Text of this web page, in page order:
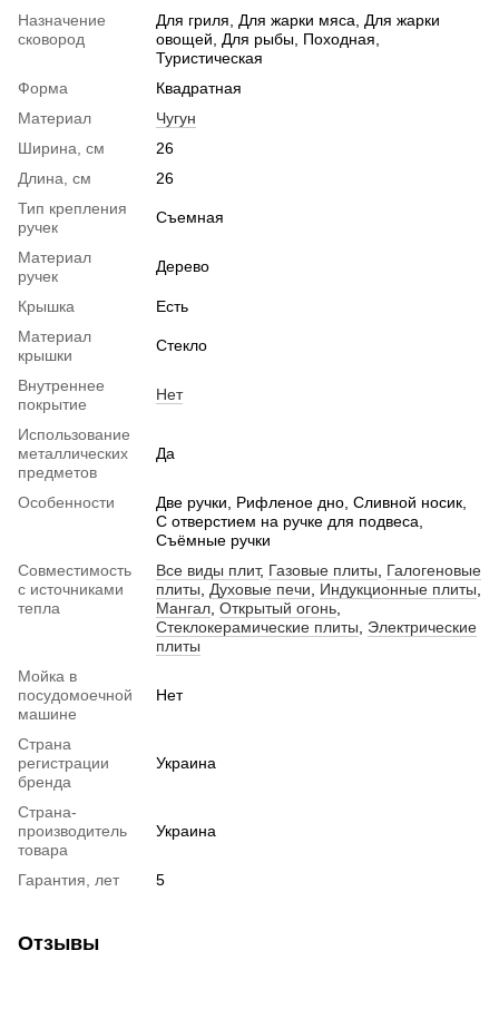
Назначение
сковород
Для гриля, Для жарки мяса, Для жарки
овощей, Для рыбы, Походная,
Туристическая
Форма
Квадратная
Материал
Чугун
Ширина, см
26
Длина, см
26
Тип крепления
ручек
Съемная
Материал
ручек
Дерево
Крышка
Есть
Материал
крышки
Стекло
Внутреннее
покрытие
Нет
Использование
металлических
предметов
Да
Особенности
Две ручки, Рифленое дно, Сливной носик,
С отверстием на ручке для подвеса,
Съёмные ручки
Совместимость
с источниками
тепла
Все виды плит, Газовые плиты
Галогеновые
плиты
Духовые печи Индукционные плиты
Мангал Открытый огонь
Стеклокерамические плиты
Электрические
плиты
Мойка в
посудомоечной
машине
Нет
Страна
регистрации
бренда
Украина
Страна-
производитель
товара
Украина
Гарантия, лет 5
Отзывы